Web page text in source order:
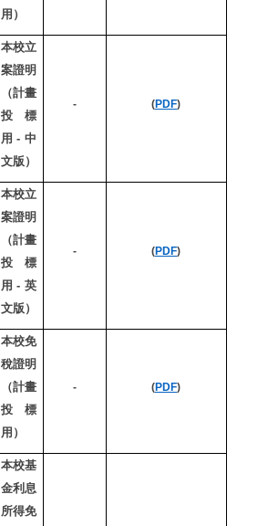
用）
本校立
案證明
（計畫
投標
用-中
文版）
- (PDF)
本校立
案證明
（計畫
投標
用-英
文版）
- (PDF)
本校免
稅證明
（計畫
投標
用）
- (PDF)
本校基
金利息
所得免